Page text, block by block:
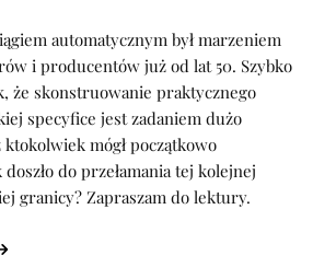
automatycznym był marzeniem
i producentów już od lat 50. Szybko
że skonstruowanie praktycznego
specyfice jest zadaniem dużo
mógł początkowo
do przełamania tej kolejnej
granicy? Zapraszam do lektury.